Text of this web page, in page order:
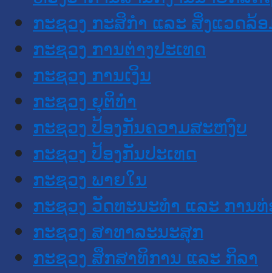
ກະຊວງ ກະສິກຳ ແລະ ສິ່ງແວດລ້
ກະຊວງ ການຕ່າງປະເທດ
ກະຊວງ ການເງິນ
ກະຊວງ ຍຸຕິທໍາ
ກະຊວງ ປ້ອງກັນຄວາມສະຫງົບ
ກະຊວງ ປ້ອງກັນປະເທດ
ກະຊວງ ພາຍໃນ
ກະຊວງ ວັດທະນະທຳ ແລະ ການ
ກະຊວງ ສາທາລະນະສຸກ
ກະຊວງ ສຶກສາທິການ ແລະ ກິລາ